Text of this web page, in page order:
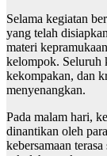
Selama kegiatan
yang telah
materi
kelompok. Seluruh
kekompakan, dan
menyenangkan.
Pada malam hari,
dinantikan oleh
kebersamaan